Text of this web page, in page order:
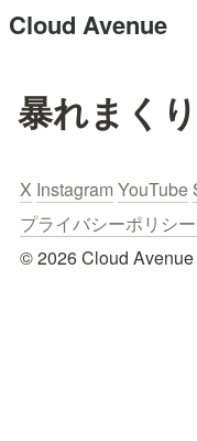
Cloud Avenue
暴れまくり
X Instagram YouTube
プライバシーポリシ
© 2026 Cloud Avenue